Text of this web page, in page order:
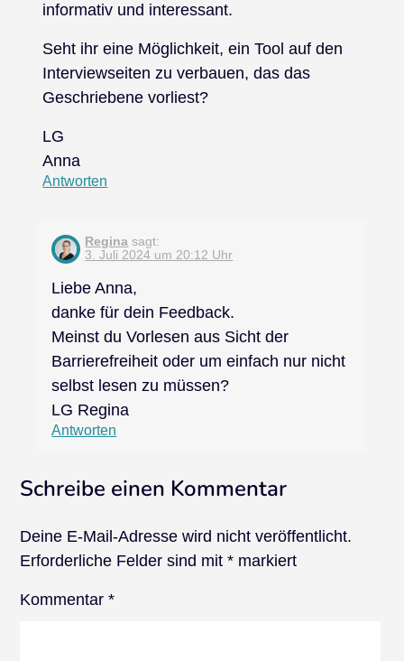
informativ und interessant.
Seht ihr eine Möglichkeit, ein Tool auf den
Interviewseiten zu verbauen, das das
Geschriebene vorliest?
LG
Anna
Antworten
Regina sagt:
3. Juli 2024 um 20:12 Uhr
Liebe Anna,
danke für dein Feedback.
Meinst du Vorlesen aus Sicht der
Barrierefreiheit oder um einfach nur nicht
selbst lesen zu müssen?
LG Regina
Antworten
Schreibe einen Kommentar
Deine E-Mail-Adresse wird nicht veröffentlicht.
Erforderliche Felder sind mit* markiert
Kommentar*